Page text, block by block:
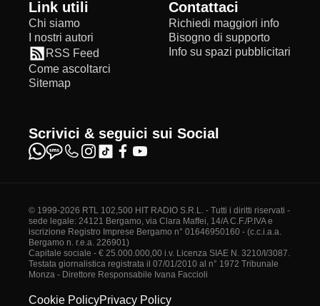
Link utili
Chi siamo
I nostri autori
RSS Feed
Come ascoltarci
Sitemap
Contattaci
Richiedi maggiori info
Bisogno di supporto
Info su spazi pubblicitari
Scrivici & seguici sui Social
© 1999-2026 RTL 102,500 HIT RADIO S.R.L. - Tutti i diritti riservati -
sede legale: 24121 Bergamo, via Clara Maffei, 14/A C.F./P.IVA e
iscrizione Registro Imprese Bergamo n° 01646950160 - (c.c.i.a.a.
Bergamo n. r.e.a. 226901)
Capitale sociale - € 25.000.000,00 i.v. Licenza SIAE N. 3210/I/3087.
Testata giornalistica registrata il 07/01/2010 al n° 1972 Tribunale
Monza - Direttore Responsabile Ivana Faccioli
Cookie PolicyPrivacy Policy